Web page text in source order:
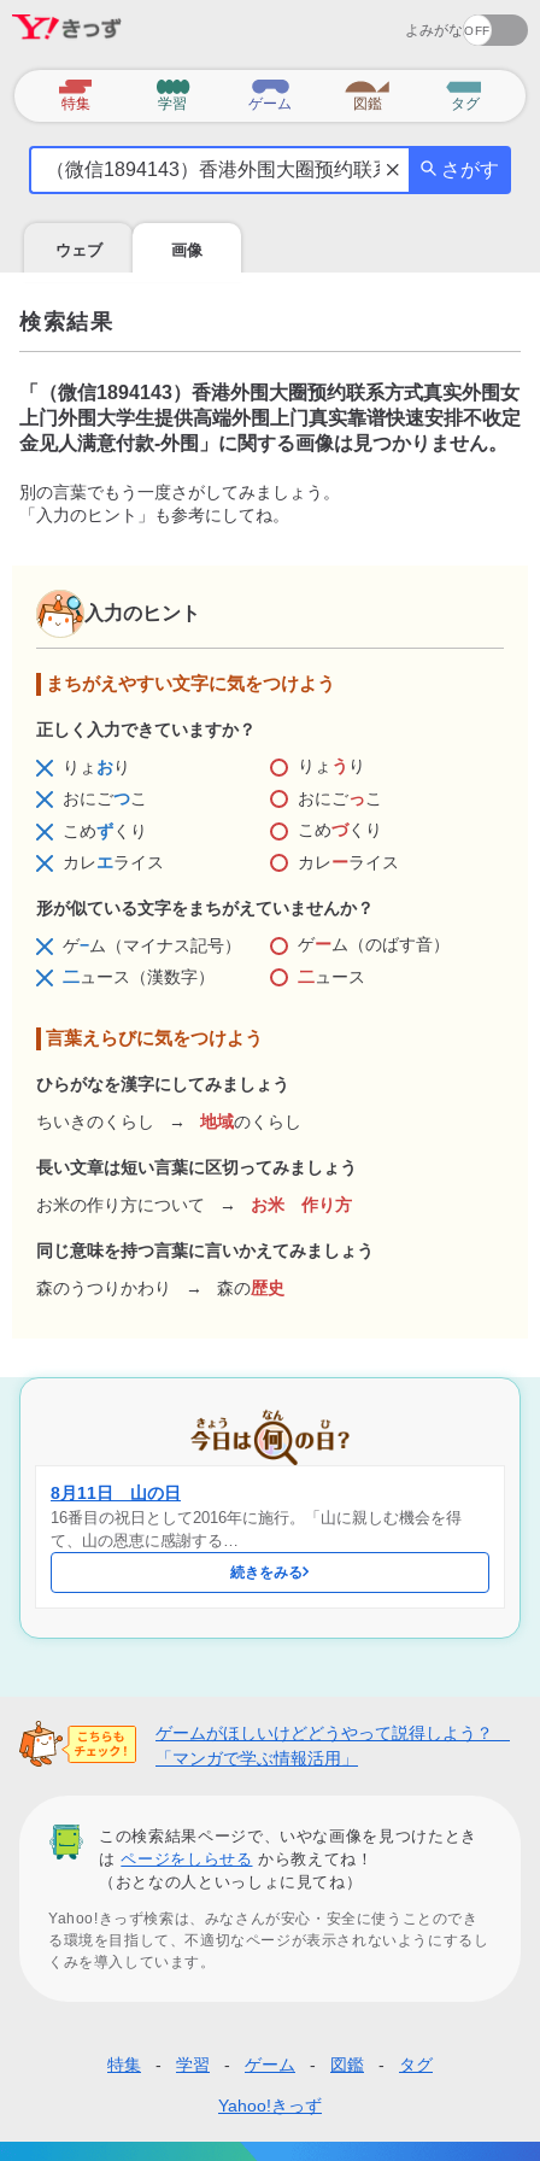
よみがな
カ
テ
特集 学習 ゲーム 図鑑 タグ
気
を
調
べ
よ
う
さがす
ウェブ 画像
検索結果
「
（微信1894143）香港外围大圈预约联系方式真实外围女
上门外围大学生提供高端外围上门真实靠谱快速安排不收定
金见人满意付款-外围 」に関する画像は見つかりません。
別の言葉でもう一度さがしてみましょう。
「入力のヒント」も参考にしてね。
入力のヒント
まちがえやすい文字に気をつけよう
正しく入力できていますか？
りょ おり りょ う り
おにごつこ おにごっこ
こめずくり こめづくり
カレエライス カレーライス
形が似ている文字をまちがえていませんか？
ゲ−ム（マイナス記号） ゲーム（のばす音）
二ュース（漢数字） 二ュース
言葉えらびに気をつけよう
ひらがなを漢字にしてみましょう
ちいきのくらし
→ 地域のくらし
長い文章は短い言葉に区切ってみましょう
お米の作り方について
→ お米 作り方
同じ意味を持つ言葉に言いかえてみましょう
森のうつりかわり
→ 森の歴史
8月11日 山の日
16番目の祝日として2016年に施行。「山に親しむ機会を得
て、山の恩恵に感謝する…
続きをみる
ゲームがほしいけどどうやって説得しよう？
「マンガで学ぶ情報活用」
この検索結果ページで、いやな画像を見つけたとき
はページをしらせる から教えてね！
（おとなの人といっしょに見てね）
Yahoo!きっず検索は、みなさんが安心・安全に使うことのでき
る環境を目指して、不適切なページが表示されないようにするし
くみを導入しています。
タ
特集 学習 ゲーム 図鑑 タグ
Yahoo!きっず